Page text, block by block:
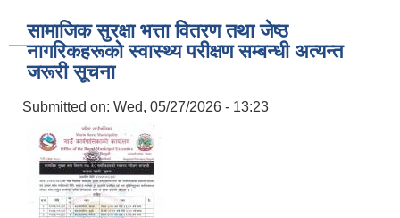
सामाजिक सुरक्षा भत्ता वितरण तथा जेष्ठ
नागरिकहरूको स्वास्थ्य परीक्षण सम्बन्धी अत्यन्त
जरूरी सूचना
Submitted on: Wed, 05/27/2026 - 13:23